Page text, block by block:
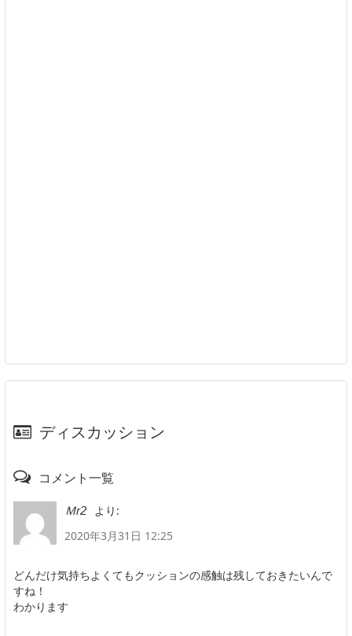
ディスカッション
コメント一覧
Ｍr2
より:
2020年3月31日 12:25
どんだけ気持ちよくてもクッションの感触は残しておきたいんで
すね！
わかります